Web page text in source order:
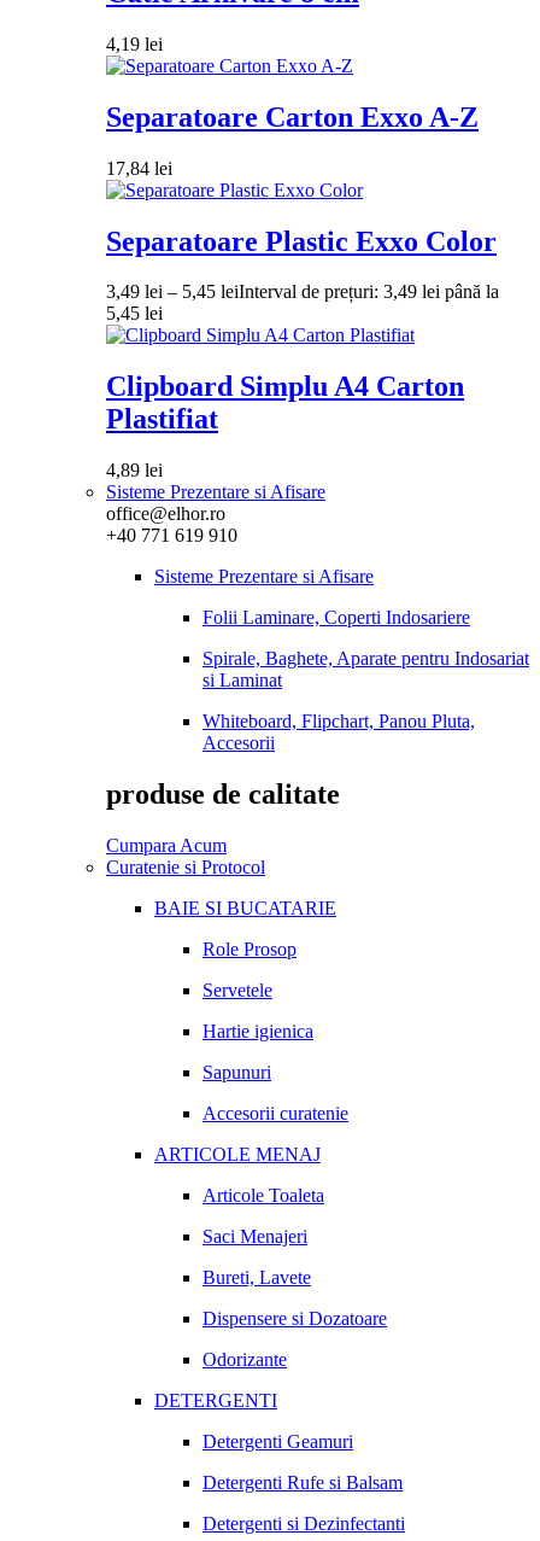
4,19 lei
Separatoare Carton Exxo A-Z
17,84 lei
Separatoare Plastic Exxo Color
3,49 lei – 5,45 leiInterval de prețuri: 3,49 lei până la
5,45 lei
Clipboard Simplu A4 Carton
Plastifiat
4,89 lei
Sisteme Prezentare si Afisare
office@elhor.ro
+40 771 619 910
Sisteme Prezentare si Afisare
Folii Laminare, Coperti Indosariere
Spirale, Baghete, Aparate pentru Indosariat
si Laminat
Whiteboard, Flipchart, Panou Pluta,
Accesorii
produse de calitate
Cumpara Acum
Curatenie si Protocol
BAIE SI BUCATARIE
Role Prosop
Servetele
Hartie igienica
Sapunuri
Accesorii curatenie
ARTICOLE MENAJ
Articole Toaleta
Saci Menajeri
Bureti, Lavete
Dispensere si Dozatoare
Odorizante
DETERGENTI
Detergenti Geamuri
Detergenti Rufe si Balsam
Detergenti si Dezinfectanti